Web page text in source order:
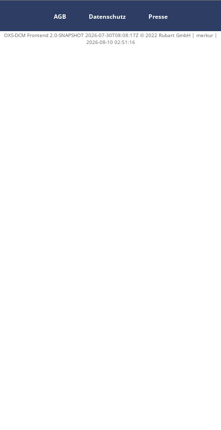
AGB Datenschutz Presse
OXS-DCM Frontend 2.0-SNAPSHOT 2026-07-30T08:08:17Z © 2022 Rubart GmbH | merkur |
2026-08-10 02:51:16